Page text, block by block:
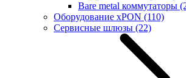
Bare metal коммутаторы
Оборудование xPON (110)
Сервисные шлюзы (22)